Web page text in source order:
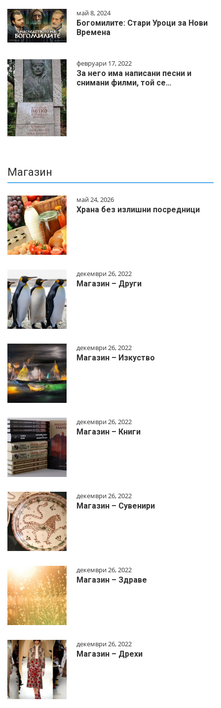
май 8, 2024
Богомилите: Стари Уроци за Нови
Времена
февруари 17, 2022
За него има написани песни и
снимани филми, той се…
Магазин
май 24, 2026
Храна без излишни посредници
декември 26, 2022
Магазин – Други
декември 26, 2022
Магазин – Изкуство
декември 26, 2022
Магазин – Книги
декември 26, 2022
Магазин – Сувенири
декември 26, 2022
Магазин – Здраве
декември 26, 2022
Магазин – Дрехи